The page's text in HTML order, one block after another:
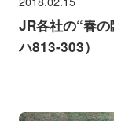
JR各社の“春
ハ813-303）